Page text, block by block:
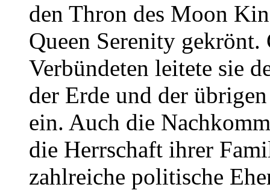
den Thron des Moon
Queen Serenity
Verbündeten leitete sie
der Erde und der
ein. Auch die
die Herrschaft ihrer
zahlreiche politische